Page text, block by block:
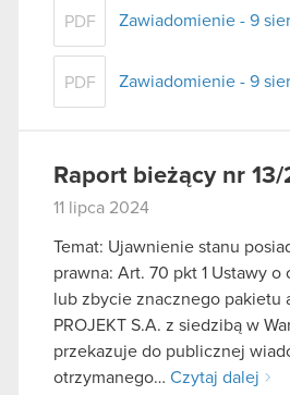
PDF Zawiadomienie - 9
PDF Zawiadomienie - 9
Raport bieżący nr
11 lipca 2024
Temat: Ujawnienie stanu
prawna: Art. 70 pkt 1 Ustawy
lub zbycie znacznego pakietu
PROJEKT S.A. z siedzibą w
przekazuje do publicznej
otrzymanego… Czytaj dalej